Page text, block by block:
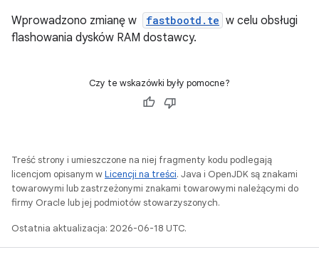
Wprowadzono zmianę w fastbootd.te w celu obsługi
flashowania dysków RAM dostawcy.
Czy te wskazówki były pomocne?
Treść strony i umieszczone na niej fragmenty kodu podlegają
licencjom opisanym wLicencji na treści. Java i OpenJDK są znakami
towarowymi lub zastrzeżonymi znakami towarowymi należącymi do
firmy Oracle lub jej podmiotów stowarzyszonych.
Ostatnia aktualizacja: 2026-06-18 UTC.